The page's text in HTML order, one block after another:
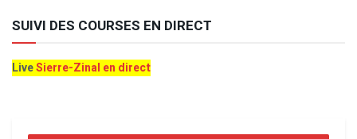
SUIVI DES COURSES EN DIRECT
LiveSierre-Zinal en direct